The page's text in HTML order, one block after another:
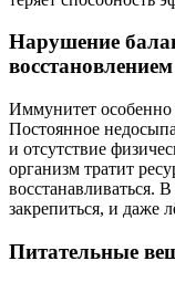
Нарушение
восстановлением
Иммунитет особенно
Постоянное
и отсутствие
организм тратит
восстанавливаться.
закрепиться, и даже
Питательные